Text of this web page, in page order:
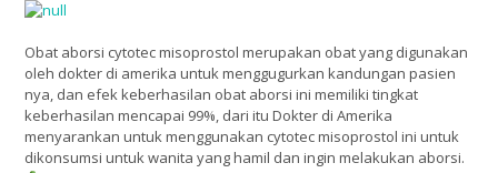
Obat aborsi cytotec misoprostol merupakan obat yang digunakan
oleh dokter di amerika untuk menggugurkan kandungan pasien
nya, dan efek keberhasilan obat aborsi ini memiliki tingkat
keberhasilan mencapai 99%, dari itu Dokter di Amerika
menyarankan untuk menggunakan cytotec misoprostol ini untuk
dikonsumsi untuk wanita yang hamil dan ingin melakukan aborsi.